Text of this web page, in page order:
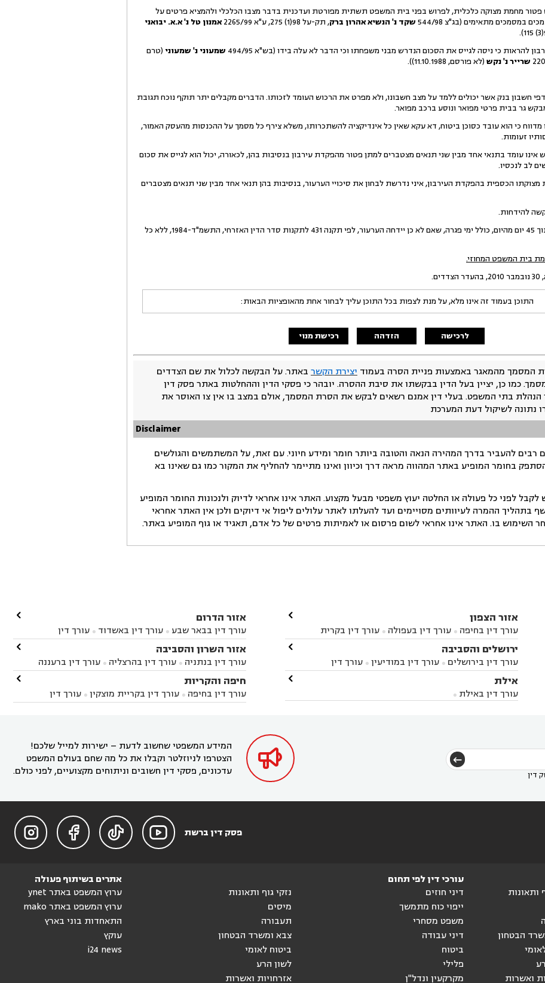
מחמת מצוקה כלכלית, לפרוש בפני בית המשפט תשתית מפורטת ועדכנית בדבר מצבו הכלכלי ולהמציא פרטים על
במסמכים מתאימים (בג"צ 544/98
שקד נ' הנשיא אהרון ברק, תק-על 98(1) 275, ע"א 2265/99
אמנון טל נ' א.א. יבואני
להראות כי ניסה לגייס את הסכום הנדרש מבני משפחתו וכי הדבר לא עלה בידו (בש"א 494/95
שמעוני נ' שמעוני (טרם
שרייר נ' נקש (לא פורסם, 11.10.1988)).
חשבון בנק אשר יכולים ללמד על מצב חשבונו, ולא מפרט את הרכוש העומד לזכותו. הדברים מקבלים יתר תוקף נוכח תגובת
גר בבית פרטי מפואר ונוסע ברכב מפואר.
מדווח כי הוא עובד כסוכן ביטוח, דא עקא שאין כל אינדיקציה להשתכרותו, משלא צירף כל מסמך על ההכנסות מהעסק האמור,
זעומות.
עומד בתנאי אחד מבין שני תנאים מצטברים למתן פטור מהפקדת עירבון בנסיבות בהן, לכאורה, יכול הוא לגייס את סכום
לב לנכסיו.
הכספית בהפקדת העירבון, איני נדרשת לבחון את סיכויי הערעור, בנסיבות בהן תנאי אחד מבין שני תנאים מצטברים
להידחות.
המבקש יפקיד את העירבון תוך 45 יום מהיום, כולל ימי פגרה, שאם לא כן יידחה הערעור, לפי תקנה 431 לתקנות סדר הדין האזרחי, התשמ"ד-1984, ללא כל
בית המשפט המחוזי.
התוכן בעמוד זה אינו מלא, על מנת לצפות בכל התוכן עליך לבחור אחת מהאופציות הבאות:
לרכישה הזדהה רכישת מנוי
המסמך מהמאגר באמצעות פניית הסרה בעמוד יצירת הקשר באתר. על הבקשה לכלול את שם הצדדים
כמו כן, יציין בעל הדין בבקשתו את סיבת ההסרה. יובהר כי פסקי הדין וההחלטות באתר פסק דין
הנהלת בתי המשפט. בעלי דין אמנם רשאים לבקש את הסרת המסמך, אולם במצב בו אין צו האוסר את
נתונה לשיקול דעת המערכת
Disclaimer
רבים להעביר בדרך המהירה הנאה והטובה ביותר חומר ומידע חיוני. עם זאת, על המשתמשים והגולשים
בחומר המופיע באתר המהווה מראה דרך וכיוון ואינו מתיימר להחליף את המקור כמו גם שאינו בא
לפני כל פעולה או החלטה יעוץ משפטי מבעל מקצוע. האתר אינו אחראי לדיוק ולנכונות החומר המופיע
בתהליך ההמרה לעיוותים מסויימים ועד להעלתו לאתר עלולים ליפול אי דיוקים ולכן אין האתר אחראי
השימוש בו. האתר אינו אחראי לשום פרסום או לאמיתות פרטים של כל אדם, תאגיד או גוף המופיע באתר.
אזור הצפון
עורך דין בחיפה  עורך דין בעפולה 
עורך דין בקרית
אתא
עורך דין בנהריה עורך דין בראש פינה
עורך דין
בקרית שמונה
עורך דין במושב מגדים
במושב ציפורי
עורך דין בסח'נין עורך דין בעכו
עורך
דין בעמק הירדן
ביאליק
עורך דין במגדל העמק

ירושלים והסביבה
עורך דין בירושלים  עורך דין במודיעין 
עורך דין
בבית-שמש
עורך דין במבשרת ציון עורך דין בגיזו
עורך דין בגבעת זאב
בקרני שומרון  עורך דין בשורש 

אילת
עורך דין באילת 

אזור הדרום
עורך דין בבאר שבע  עורך דין באשדוד 
עורך דין
באשקלון
עורך דין בבאר טוביה עורך דין בגן יבנה
עורך דין בניר הבנים עורך דין בערד
זיקים
עורך דין בנתיבות עורך דין בקרית מלאכי

אזור השרון והסביבה
עורך דין בנתניה  עורך דין בהרצליה  עורך דין ברעננה
עורך דין בחדרה עורך דין בכפר סבא
עורך דין בהוד
השרון
עורך דין באבן יהודה
עורך דין בחריש עורך דין בקיסריה עורך דין בקדימה

חיפה והקריות
עורך דין בחיפה  עורך דין בקריית מוצקין 
עורך דין
בקרית מוצקין
עורך דין בקריית אתא
עורך דין


המידע המשפטי שחשוב לדעת – ישירות למייל שלכם!
הצטרפו לניוזלטר וקבלו את כל מה שחם בעולם המשפט
עדכונים, פסקי דין חשובים וניתוחים מקצועיים, לפני כולם.
דין
פסק דין ברשת 



ותאונות
הבטחון
ואשרות
עורכי דין לפי תחום
דיני חוזים
ייפוי כוח מתמשך
משפט מסחרי
דיני עבודה
ביטוח
פלילי
מקרקעין ונדל"ן
נזקי גוף ותאונות
מיסים
תעבורה
צבא ומשרד הבטחון
ביטוח לאומי
לשון הרע
אזרחויות ואשרות
אתרים בשיתוף פעולה
ערוץ המשפט באתר ynet
ערוץ המשפט באתר mako
התאחדות בוני בארץ
עוקץ
i24 news